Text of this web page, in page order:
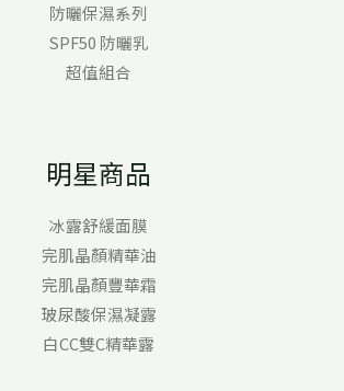
防曬保濕系列
SPF50 防曬乳
超值組合
明星商品
冰露舒緩面膜
完肌晶顏精華油
完肌晶顏豐華霜
玻尿酸保濕凝露
白CC雙C精華露